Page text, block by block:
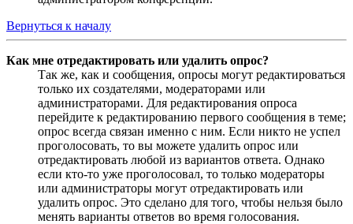
Вернуться к началу
Как мне отредактировать или удалить опрос?
Так же, как и сообщения, опросы могут редактироваться
только их создателями, модераторами или
администраторами. Для редактирования опроса
перейдите к редактированию первого сообщения в теме;
опрос всегда связан именно с ним. Если никто не успел
проголосовать, то вы можете удалить опрос или
отредактировать любой из вариантов ответа. Однако
если кто-то уже проголосовал, то только модераторы
или администраторы могут отредактировать или
удалить опрос. Это сделано для того, чтобы нельзя было
менять варианты ответов во время голосования.